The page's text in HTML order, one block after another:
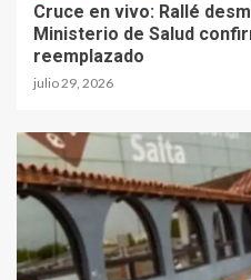
Cruce en vivo: Rallé
Ministerio de Salud
reemplazado
julio 29, 2026